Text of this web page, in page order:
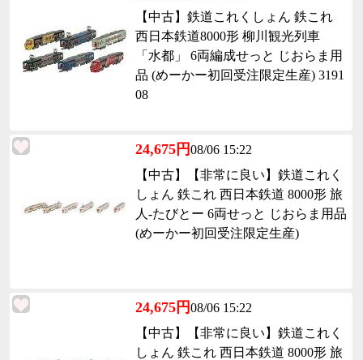
【中古】鉄道これくしょん 鉄これ
西日本鉄道8000形 柳川観光列車
「水都」 6両編成せっと じおらま用
品 (めーかー初回受注限定生産) 3191
08
24,675円08/06 15:22
【中古】【非常に良い】鉄道これく
しょん 鉄これ 西日本鉄道 8000形 旅
人-たびとー 6両せっと じおらま用品
(めーかー初回受注限定生産)
24,675円08/06 15:22
【中古】【非常に良い】鉄道これく
しょん 鉄これ 西日本鉄道 8000形 旅